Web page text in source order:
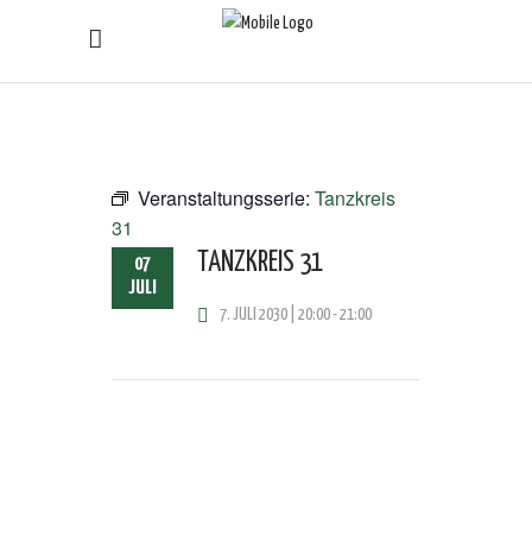
Veranstaltungsserie: Tanzkreis
31
07
JULI
TANZKREIS 31
7. JULI 2030 | 20:00-21:00